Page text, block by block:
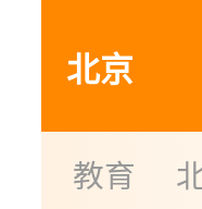
北京
教育